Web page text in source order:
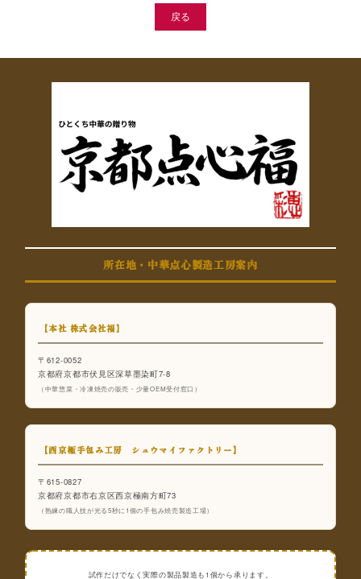
戻る
所在地・中華点心製造工房案内
【本社 株式会社福】
〒612-0052
京都府京都市伏見区深草墨染町7-8
（中華惣菜・冷凍焼売の販売・少量OEM受付窓口）
【西京極手包み工房 シュウマイファクトリー】
〒615-0827
京都府京都市右京区西京極南方町73
（熟練の職人技が光る5秒に1個の手包み焼売製造工場）
試作だけでなく実際の製品製造も1個から承ります。